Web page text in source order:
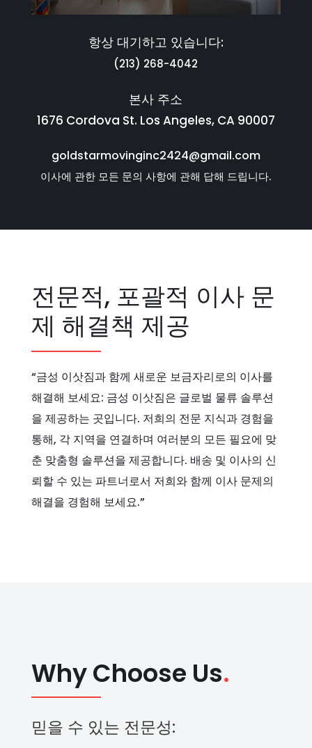
항상 대기하고 있습니다:
(213) 268-4042
본사 주소
1676 Cordova St. Los Angeles, CA 90007
goldstarmovinginc2424@gmail.com
이사에 관한 모든 문의 사항에 관해 답해 드립니다.
전문적, 포괄적 이사 문
제 해결책 제공
“금성 이삿짐과 함께 새로운 보금자리로의 이사를
해결해 보세요: 금성 이삿짐은 글로벌 물류 솔루션
을 제공하는 곳입니다. 저희의 전문 지식과 경험을
통해, 각 지역을 연결하며 여러분의 모든 필요에 맞
춘 맞춤형 솔루션을 제공합니다. 배송 및 이사의 신
뢰할 수 있는 파트너로서 저희와 함께 이사 문제의
해결을 경험해 보세요.”
Why Choose Us.
믿을 수 있는 전문성: